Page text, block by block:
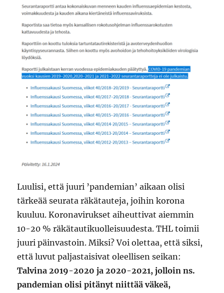
Luulisi, että juuri ’pandemian’ aikaan olisi
tärkeää seurata räkätauteja, joihin korona
kuuluu. Koronavirukset aiheuttivat aiemmin
10-20 % räkätautikuolleisuudesta. THL toimii
juuri päinvastoin. Miksi? Voi olettaa, että siksi,
että luvut paljastaisivat oleellisen seikan:
Talvina 2019-2020 ja 2020-2021, jolloin ns.
pandemian olisi pitänyt niittää väkeä,